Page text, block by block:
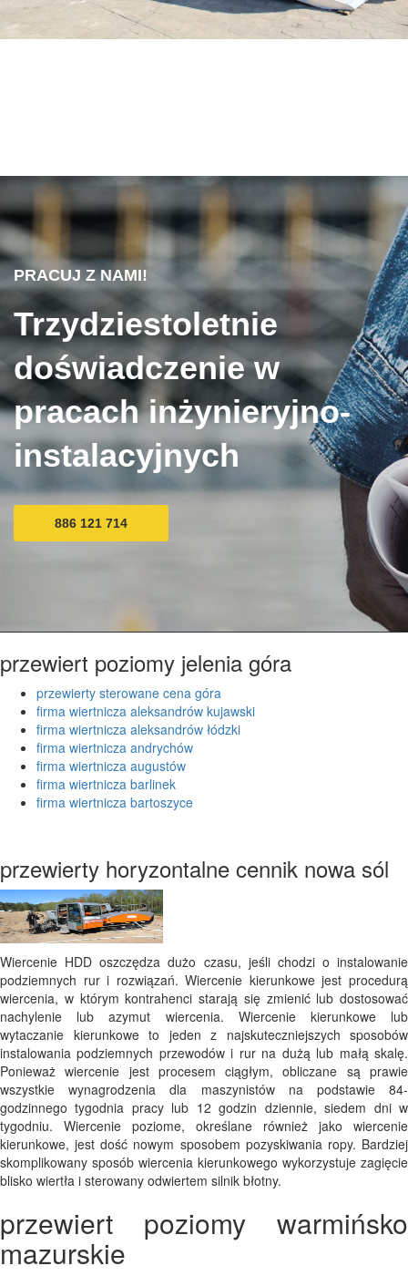
PRACUJ Z NAMI!
Trzydziestoletnie
doświadczenie w
pracach inżynieryjno-
instalacyjnych
886 121 714
przewiert poziomy jelenia góra
przewierty sterowane cena góra
firma wiertnicza aleksandrów kujawski
firma wiertnicza aleksandrów łódzki
firma wiertnicza andrychów
firma wiertnicza augustów
firma wiertnicza barlinek
firma wiertnicza bartoszyce
przewierty horyzontalne cennik nowa sól
Wiercenie HDD oszczędza dużo czasu, jeśli chodzi o instalowanie
podziemnych rur i rozwiązań. Wiercenie kierunkowe jest procedurą
wiercenia, w którym kontrahenci starają się zmienić lub dostosować
nachylenie lub azymut wiercenia. Wiercenie kierunkowe lub
wytaczanie kierunkowe to jeden z najskuteczniejszych sposobów
instalowania podziemnych przewodów i rur na dużą lub małą skalę.
Ponieważ wiercenie jest procesem ciągłym, obliczane są prawie
wszystkie wynagrodzenia dla maszynistów na podstawie 84-
godzinnego tygodnia pracy lub 12 godzin dziennie, siedem dni w
tygodniu. Wiercenie poziome, określane również jako wiercenie
kierunkowe, jest dość nowym sposobem pozyskiwania ropy. Bardziej
skomplikowany sposób wiercenia kierunkowego wykorzystuje zagięcie
blisko wiertła i sterowany odwiertem silnik błotny.
przewiert poziomy warmińsko
mazurskie